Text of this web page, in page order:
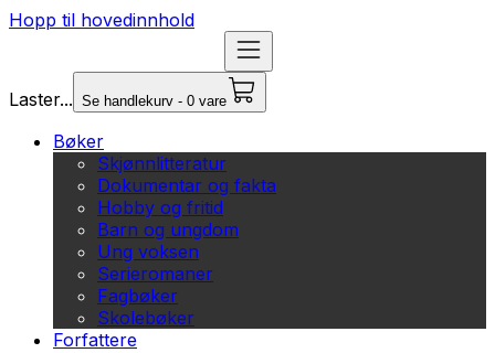
Hopp til hovedinnhold
Laster... Se handlekurv - 0 vare
Bøker
Skjønnlitteratur
Dokumentar og fakta
Hobby og fritid
Barn og ungdom
Ung voksen
Serieromaner
Fagbøker
Skolebøker
Forfattere